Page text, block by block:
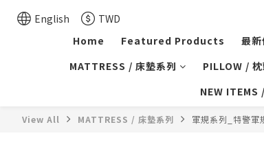
English TWD
Home
Featured Products 最
MATTRESS / 床墊系列
PILLOW /
NEW ITEMS
View All MATTRESS / 床墊系列 軍規系列_特警軍